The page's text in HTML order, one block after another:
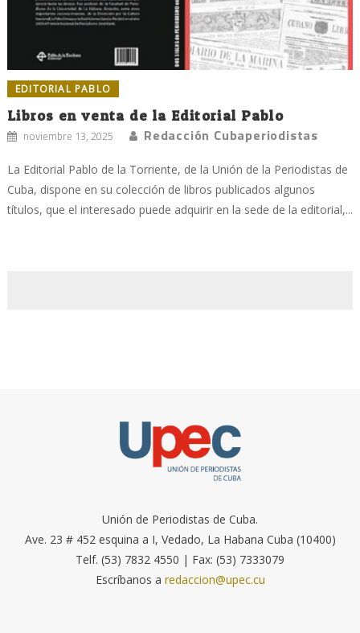
EDITORIAL PABLO
Libros en venta de la Editorial Pablo
noviembre 13, 2025 Redacción Cubaperiodistas
La Editorial Pablo de la Torriente, de la Unión de la Periodistas de
Cuba, dispone en su colección de libros publicados algunos
títulos, que el interesado puede adquirir en la sede de la editorial,...
Unión de Periodistas de Cuba.
Ave. 23 # 452 esquina a I, Vedado, La Habana Cuba (10400)
Telf. (53) 7832 4550 | Fax: (53) 7333079
Escríbanos a redaccion@upec.cu